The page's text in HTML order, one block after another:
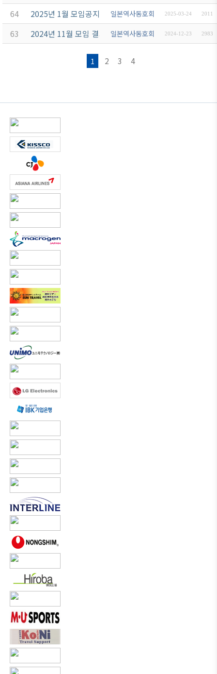
64 2025년 1월 모임공지 일본역사동호회 2025-03-24 2011
63 2024년 11월 모임 결과보고일본역사동호회 2024-12-23 2983
1 2 3 4